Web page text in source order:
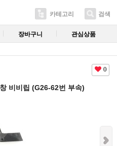
카테고리 검색
장바구니 관심상품
0
비비립 (G26-62번 부속)